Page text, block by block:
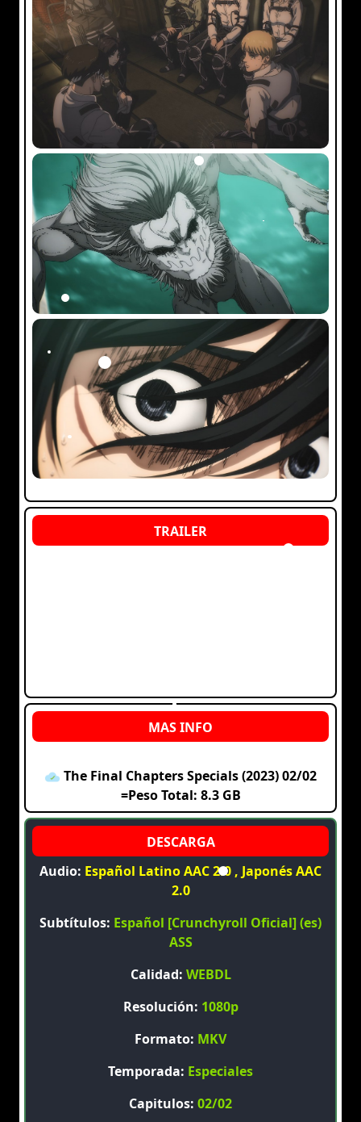
The Final Chapters Specials (2023) 02/02
=Peso Total: 8.3 GB
Audio: Español Latino AAC 2.0 , Japonés AAC
2.0
Subtítulos: Español [Crunchyroll Oficial] (es)
ASS
Calidad: WEBDL
Resolución: 1080p
Formato: MKV
Temporada: Especiales
Capitulos: 02/02